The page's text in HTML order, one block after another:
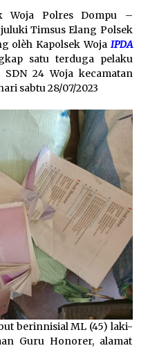
Polres Dompu –
Timsus Elang Polsek
olèh Kapolsek Woja IPDA
satu terduga pelaku
24 Woja kecamatan
sabtu 28/07/2023
berinnisial ML (45) laki-
Guru Honorer, alamat